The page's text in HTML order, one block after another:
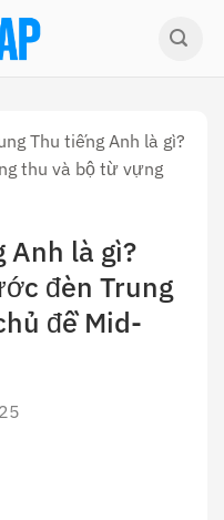
Thu tiếng Anh là gì?
thu và bộ từ vựng
Anh là gì?
đèn Trung
đề Mid-